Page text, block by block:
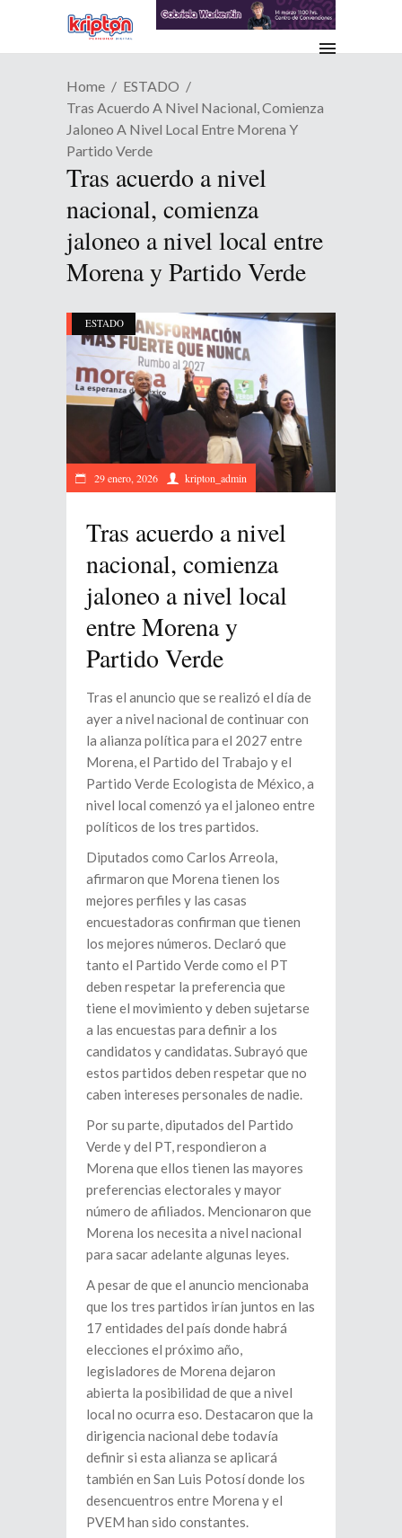
Home
ESTADO
Tras Acuerdo A Nivel Nacional, Comienza
Jaloneo A Nivel Local Entre Morena Y
Partido Verde
Tras acuerdo a nivel
nacional, comienza
jaloneo a nivel local entre
Morena y Partido Verde
ESTADO
29 enero, 2026 kripton_admin
Tras acuerdo a nivel
nacional, comienza
jaloneo a nivel local
entre Morena y
Partido Verde
Tras el anuncio que se realizó el día de
ayer a nivel nacional de continuar con
la alianza política para el 2027 entre
Morena, el Partido del Trabajo y el
Partido Verde Ecologista de México, a
nivel local comenzó ya el jaloneo entre
políticos de los tres partidos.
Diputados como Carlos Arreola,
afirmaron que Morena tienen los
mejores perfiles y las casas
encuestadoras confirman que tienen
los mejores números. Declaró que
tanto el Partido Verde como el PT
deben respetar la preferencia que
tiene el movimiento y deben sujetarse
a las encuestas para definir a los
candidatos y candidatas. Subrayó que
estos partidos deben respetar que no
caben intereses personales de nadie.
Por su parte, diputados del Partido
Verde y del PT, respondieron a
Morena que ellos tienen las mayores
preferencias electorales y mayor
número de afiliados. Mencionaron que
Morena los necesita a nivel nacional
para sacar adelante algunas leyes.
A pesar de que el anuncio mencionaba
que los tres partidos irían juntos en las
17 entidades del país donde habrá
elecciones el próximo año,
legisladores de Morena dejaron
abierta la posibilidad de que a nivel
local no ocurra eso. Destacaron que la
dirigencia nacional debe todavía
definir si esta alianza se aplicará
también en San Luis Potosí donde los
desencuentros entre Morena y el
PVEM han sido constantes.